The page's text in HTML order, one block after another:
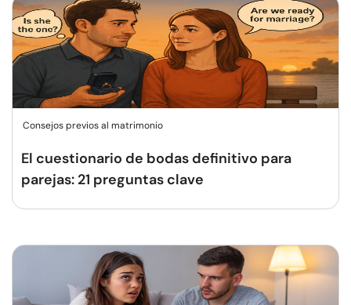
Consejos previos al matrimonio
El cuestionario de bodas definitivo para
parejas: 21 preguntas clave